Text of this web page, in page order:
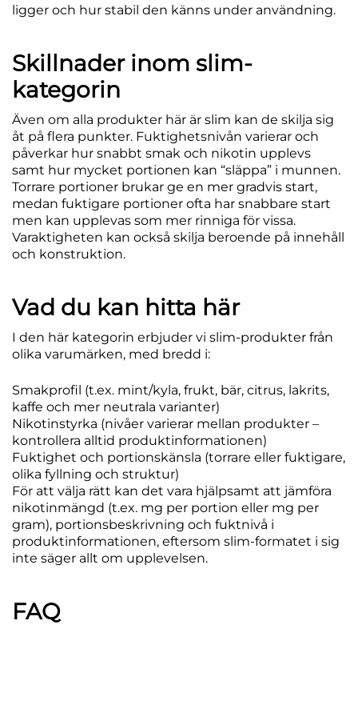
ligger och hur stabil den känns under användning.
Skillnader inom slim-
kategorin
Även om alla produkter här är slim kan de skilja sig
åt på flera punkter. Fuktighetsnivån varierar och
påverkar hur snabbt smak och nikotin upplevs
samt hur mycket portionen kan “släppa” i munnen.
Torrare portioner brukar ge en mer gradvis start,
medan fuktigare portioner ofta har snabbare start
men kan upplevas som mer rinniga för vissa.
Varaktigheten kan också skilja beroende på innehåll
och konstruktion.
Vad du kan hitta här
I den här kategorin erbjuder vi slim-produkter från
olika varumärken, med bredd i:
Smakprofil (t.ex. mint/kyla, frukt, bär, citrus, lakrits,
kaffe och mer neutrala varianter)
Nikotinstyrka (nivåer varierar mellan produkter –
kontrollera alltid produktinformationen)
Fuktighet och portionskänsla (torrare eller fuktigare,
olika fyllning och struktur)
För att välja rätt kan det vara hjälpsamt att jämföra
nikotinmängd (t.ex. mg per portion eller mg per
gram), portionsbeskrivning och fuktnivå i
produktinformationen, eftersom slim-formatet i sig
inte säger allt om upplevelsen.
FAQ